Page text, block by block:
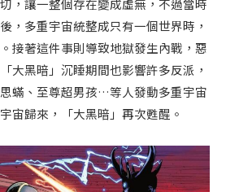
，讓一整個存在變成虛無，不過當時
，多重宇宙統整成只有一個世界時，
接著這件事則導致地獄發生內戰，惡
大黑暗」沉睡期間也影響許多反派，
蟎、至尊超男孩…等人發動多重宇宙
宙歸來，「大黑暗」再次甦醒。